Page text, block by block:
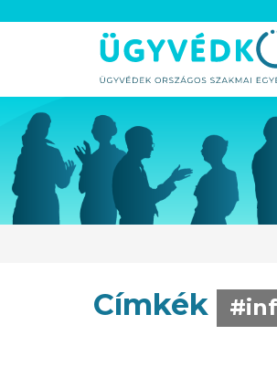
Címkék